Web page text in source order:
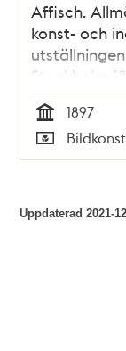
Affisch.
konst- och
utställningen
Stockholm
Tid
1897
Typ
Bildkonst
Uppdaterad2021-